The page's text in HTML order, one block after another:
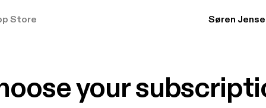
At der så også
Store
ikke andet så
Søren
your